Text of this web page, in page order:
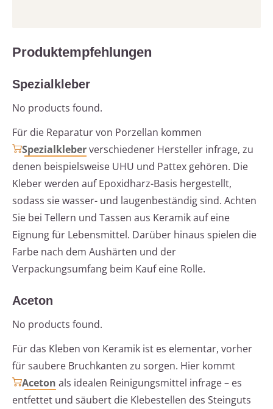
Produktempfehlungen
Spezialkleber
No products found.
Für die Reparatur von Porzellan kommen
Spezialkleberverschiedener Hersteller infrage, zu
denen beispielsweise UHU und Pattex gehören. Die
Kleber werden auf Epoxidharz-Basis hergestellt,
sodass sie wasser- und laugenbeständig sind. Achten
Sie bei Tellern und Tassen aus Keramik auf eine
Eignung für Lebensmittel. Darüber hinaus spielen die
Farbe nach dem Aushärten und der
Verpackungsumfang beim Kauf eine Rolle.
Aceton
No products found.
Für das Kleben von Keramik ist es elementar, vorher
für saubere Bruchkanten zu sorgen. Hier kommt
Aceton als idealen Reinigungsmittel infrage – es
entfettet und säubert die Klebestellen des Steinguts